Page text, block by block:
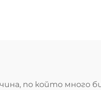
по който много